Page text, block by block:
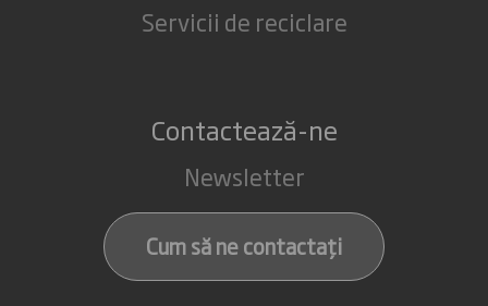
Servicii de reciclare
Contactează-ne
Newsletter
Cum să ne contactați